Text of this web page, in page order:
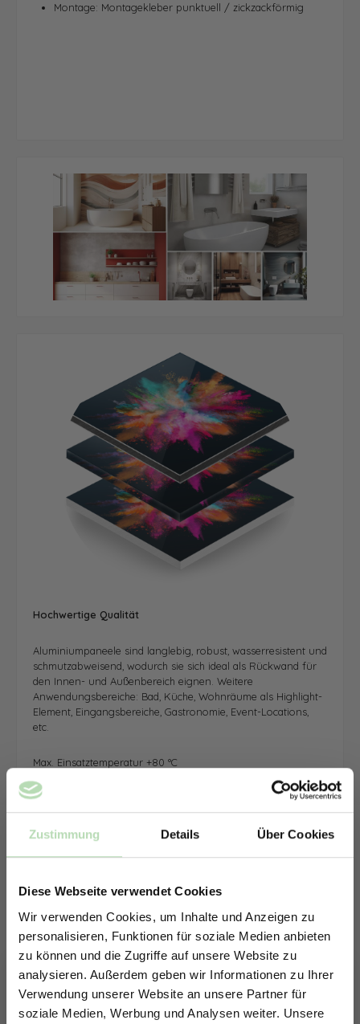
Zustimmung Details Über Cookies
Diese Webseite verwendet Cookies
Wir verwenden Cookies, um Inhalte und Anzeigen zu
personalisieren, Funktionen für soziale Medien anbieten
zu können und die Zugriffe auf unsere Website zu
analysieren. Außerdem geben wir Informationen zu Ihrer
Verwendung unserer Website an unsere Partner für
soziale Medien, Werbung und Analysen weiter. Unsere
Montage: Montagekleber punktuell / zickzackförmig
Bildergalerie überspringen
Hochwertige Qualität
Aluminiumpaneele sind langlebig, robust, wasserresistent und
schmutzabweisend, wodurch sie sich ideal als Rückwand für
den Innen- und Außenbereich eignen. Weitere
Anwendungsbereiche: Bad, Küche, Wohnräume als Highlight-
Element, Eingangsbereiche, Gastronomie, Event-Locations,
etc.
Max. Einsatztemperatur +80 °C